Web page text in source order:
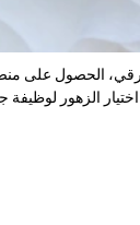
الحصول